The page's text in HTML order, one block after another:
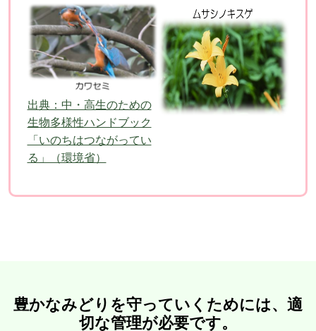
出典：中・高生のための
生物多様性ハンドブック
「いのちはつながってい
る」（環境省）
豊かなみどりを守っていくためには、適
切な管理が必要です。